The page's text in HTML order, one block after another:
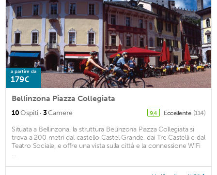
a partire da
179€
Bellinzona Piazza Collegiata
10Ospiti · 3Camere 9,4 Eccellente (114)
Situata a Bellinzona, la struttura Bellinzona Piazza Collegiata si
trova a 200 metri dal castello Castel Grande, dai Tre Castelli e dal
Teatro Sociale, e offre una vista sulla città e la connessione WiFi
...